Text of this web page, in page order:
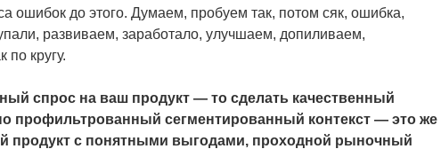
ошибок до этого. Думаем, пробуем так, потом сяк, ошибка,
развиваем, заработало, улучшаем, допиливаем,
по кругу.
спрос на ваш продукт — то сделать качественный
профильтрованный сегментированный контекст — это же
продукт с понятными выгодами, проходной рыночный